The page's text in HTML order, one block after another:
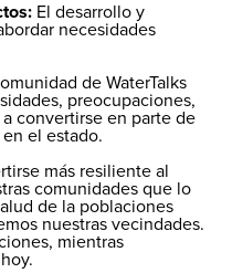
El desarrollo y
necesidades
de WaterTalks
preocupaciones,
convertirse en parte de
el estado.
más resiliente al
comunidades que lo
de la poblaciones
nuestras vecindades.
mientras